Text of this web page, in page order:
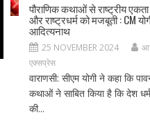
पौराणिक कथाओं से राष्ट्रीय एकता
और राष्ट्रधर्म को मजबूती : CM
आदित्यनाथ
25 NOVEMBER 2024
एक्सप्रेस
वाराणसी: सीएम योगी ने कहा कि
कथाओं ने साबित किया है कि देश
की...